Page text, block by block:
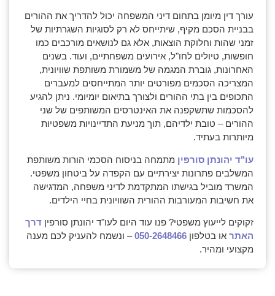
עורך דין מיומן בתחום דיני המשפחה יכול להדריך את ההורים
בבניית הסכם מקיף, שיתייחס לא רק לסוגיות השגרתיות של
זמני שהות וחלוקת הוצאות, אלא גם לנושאים מורכבים כמו
חופשות, טיולים לחו"ל, אירועים משפחתיים, ועוד. בשנים
האחרונות, גוברת המגמה של משמורת משותפת שוויונית,
המצריכה הסכמים מפורטים יותר המתייחסים למעברים
התכופים בין בתי ההורים ולצורך בתיאום יומיומי. ניתן להגיע
להסכמות שתשקפנה את האינטרסים המשותפים של שני
ההורים – טובת ילדיהם, תוך מניעת התדיינויות משפטיות
מיותרות בעתיד.
עו"ד יהונתן סורפין מתמחה בניסוח הסכמי הורות משותפת
המשלבים פתרונות יצירתיים עם הקפדה על ביטחון משפטי.
המשרד מוביל בגישתו המתקדמת לדיני משפחה, המדגישה
את חשיבות המעורבות ההורית השוויונית בחיי הילדים.
זקוקים לייעוץ משפטי? פנו עוד היום לעו"ד יהונתן סורפין דרך
האתר או בטלפון 050-2648466– ונשמח להעניק לכם מענה
מקצועי ומהיר.